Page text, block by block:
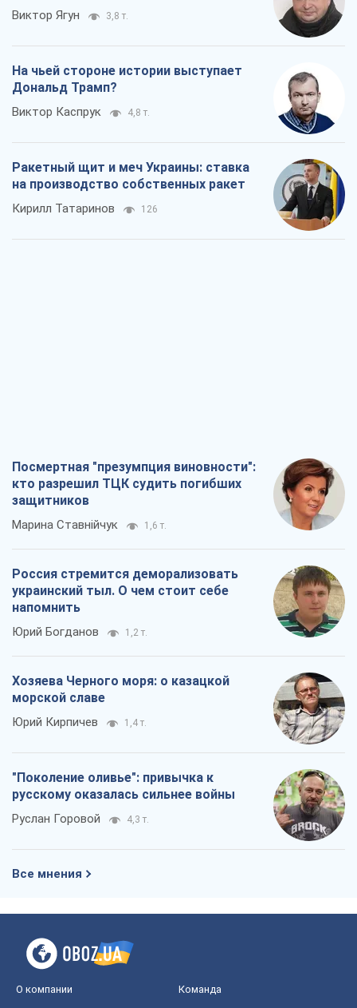
Виктор Ягун 3,8 т.
На чьей стороне истории выступает
Дональд Трамп?
Виктор Каспрук 4,8 т.
Ракетный щит и меч Украины: ставка
на производство собственных ракет
Кирилл Татаринов 126
Посмертная "презумпция виновности":
кто разрешил ТЦК судить погибших
защитников
Марина Ставнійчук 1,6 т.
Россия стремится деморализовать
украинский тыл. О чем стоит себе
напомнить
Юрий Богданов 1,2 т.
Хозяева Черного моря: о казацкой
морской славе
Юрий Кирпичев 1,4 т.
"Поколение оливье": привычка к
русскому оказалась сильнее войны
Руслан Горовой 4,3 т.
Все мнения
О компании Команда